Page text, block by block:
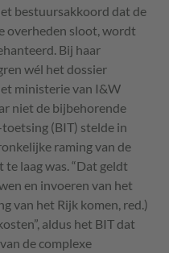
bestuursakkoord dat de
overheden sloot, wordt
Bij haar
wél het dossier
ministerie van I&W
niet de bijbehorende
(BIT) stelde in
raming van de
laag was. “Dat geldt
en invoeren van het
van het Rijk komen, red.)
aldus het BIT dat
de complexe